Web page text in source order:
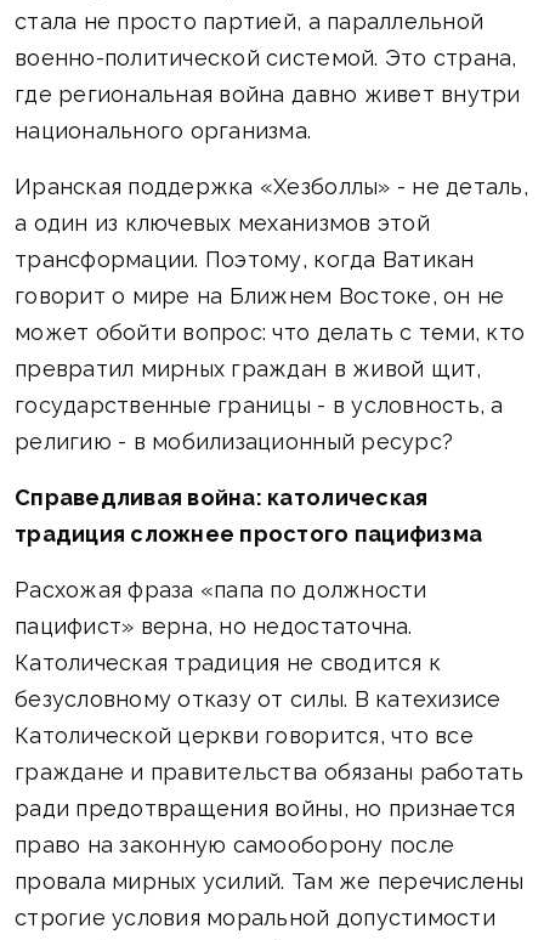
стала не просто партией, а параллельной
военно-политической системой. Это страна,
где региональная война давно живет внутри
национального организма.
Иранская поддержка «Хезболлы» - не деталь,
а один из ключевых механизмов этой
трансформации. Поэтому, когда Ватикан
говорит о мире на Ближнем Востоке, он не
может обойти вопрос: что делать с теми, кто
превратил мирных граждан в живой щит,
государственные границы - в условность, а
религию - в мобилизационный ресурс?
Справедливая война: католическая
традиция сложнее простого пацифизма
Расхожая фраза «папа по должности
пацифист» верна, но недостаточна.
Католическая традиция не сводится к
безусловному отказу от силы. В катехизисе
Католической церкви говорится, что все
граждане и правительства обязаны работать
ради предотвращения войны, но признается
право на законную самооборону после
провала мирных усилий. Там же перечислены
строгие условия моральной допустимости